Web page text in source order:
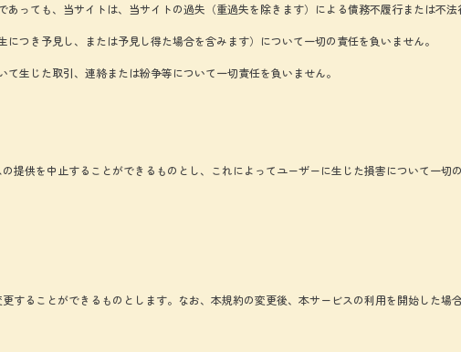
っても、当サイトは、当サイトの過失（重過失を除きます）による債務不履行または不
つき予見し、または予見し得た場合を含みます）について一切の責任を負いません。
生じた取引、連絡または紛争等について一切責任を負いません。
提供を中止することができるものとし、これによってユーザーに生じた損害について一切
することができるものとします。なお、本規約の変更後、本サービスの利用を開始した場